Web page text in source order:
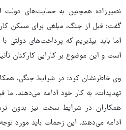
نصیرزاده همچنین به حمایت‌های دولت
گفت: قبل از جنگ، مبلغی برای مسکن
اما باید بپذیریم که پرداخت‌های دولتی
است و این موضوع بر کارایی کارکنان
وی خاطرنشان کرد: در شرایط جنگی،
تهدیدات، به کار خود ادامه می‌دهند. ما
همکاران در شرایط سخت نیز بدون
ادامه می‌دهند. این زحمات باید مورد